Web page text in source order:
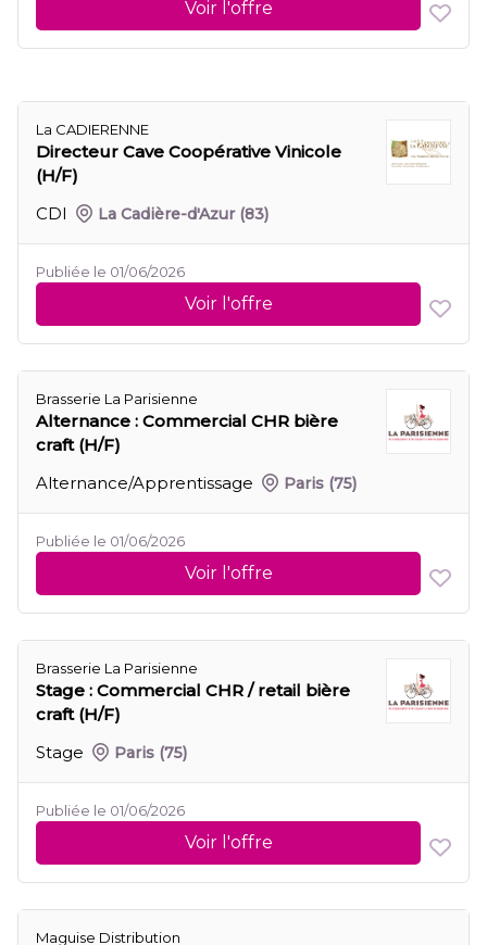
Voir l'offre
La CADIERENNE
Directeur Cave Coopérative Vinicole
(H/F)
CDI
La Cadière-d'Azur (83)
Publiée le 01/06/2026
Voir l'offre
Brasserie La Parisienne
Alternance : Commercial CHR bière
craft (H/F)
Alternance/Apprentissage
Paris (75)
Publiée le 01/06/2026
Voir l'offre
Brasserie La Parisienne
Stage : Commercial CHR / retail bière
craft (H/F)
Stage
Paris (75)
Publiée le 01/06/2026
Voir l'offre
Maguise Distribution